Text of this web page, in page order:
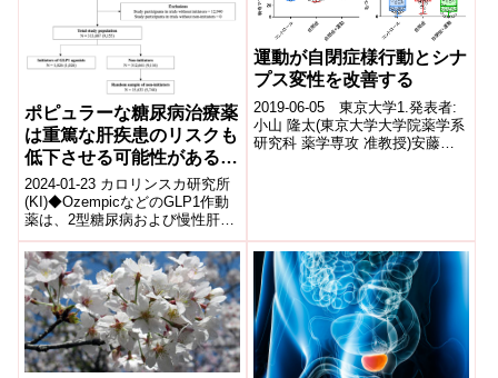
ポピュラーな糖尿病治療薬
は重篤な肝疾患のリスクも
低下させる可能性がある
(Popular diabetes drug
may also reduce the risk
of severe liver disease)
2024-01-23 カロリンスカ研究所
(KI)◆OzempicなどのGLP1作動
薬は、2型糖尿病および慢性肝臓
疾患患者において、肝硬変や肝
癌の発症リスクを低減...
運動が自閉症様行動とシナ
プス変性を改善する
2019-06-05 東京大学1.発表者:
小山 隆太(東京大学大学院薬学系
研究科 薬学専攻 准教授)安藤め